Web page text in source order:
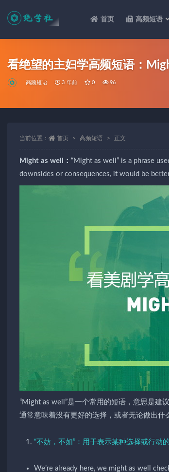
首页 高频短语
看绝望的主妇学高频短语：
高频短语 3 年前 0 96
当前位置： 首页 高频短语 正文
Might as well： “Might as well” is a phrase
downsides or consequences, it would be
“Might as well”是一个常用的短语，意思是建
通常意味着没有更好的选择，或者无论做出什
“不妨，不如”：用于表示某种选择或行动
We’re already here, we might as well